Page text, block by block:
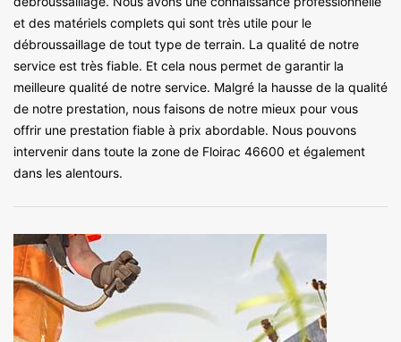
et des matériels complets qui sont très utile pour le
débroussaillage de tout type de terrain. La qualité de notre
service est très fiable. Et cela nous permet de garantir la
meilleure qualité de notre service. Malgré la hausse de la qualité
de notre prestation, nous faisons de notre mieux pour vous
offrir une prestation fiable à prix abordable. Nous pouvons
intervenir dans toute la zone de Floirac 46600 et également
dans les alentours.